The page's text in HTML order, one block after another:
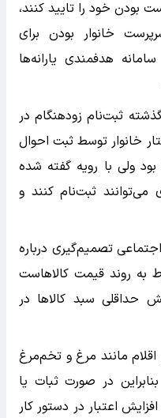
بودن خود را تایید کنند،
خانوار بودن برای
هدفمندی یارانه‌ها
ثبت‌نام زودهنگام در
خانوار توسط ثبت احوال
بود ولی با رویه گفته شده
می‌توانند ثبت‌نام کنند و
تصمیم‌گیری درباره
به روند قیمت کالاهاست
سبد کالاها در
مانند مرغ و تخم‌مرغ
در صورت ثبات یا
اعتبار در دستور کار